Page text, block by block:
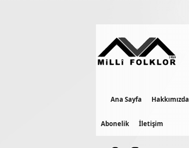
Ana Sayfa Hakkımızda
Abonelik İletişim